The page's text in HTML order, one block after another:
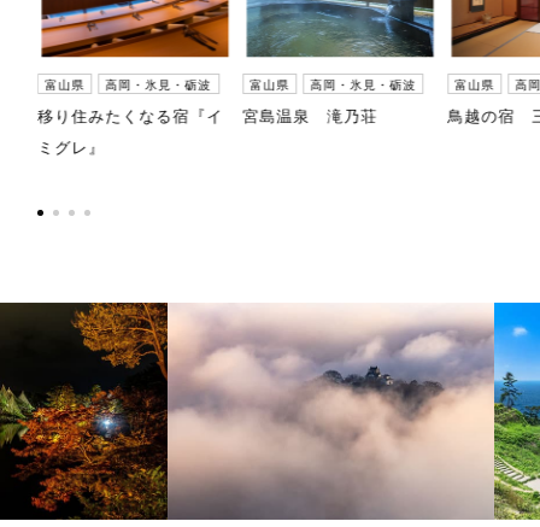
富山県 高岡・氷見・砺波
移り住みたくなる宿『イ
ミグレ』
富山県 高岡・氷見・砺波
宮島温泉 滝乃荘
富山県 高
鳥越の宿